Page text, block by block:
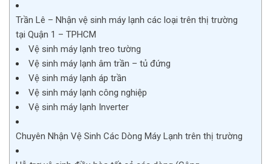
Trần Lê – Nhận vệ sinh máy lạnh các loại trên thị trường
tại Quận 1 – TPHCM
Vệ sinh máy lạnh treo tường
Vệ sinh máy lạnh âm trần – tủ đứng
Vệ sinh máy lạnh áp trần
Vệ sinh máy lạnh công nghiệp
Vệ sinh máy lạnh Inverter
Chuyên Nhận Vệ Sinh Các Dòng Máy Lạnh trên thị trường